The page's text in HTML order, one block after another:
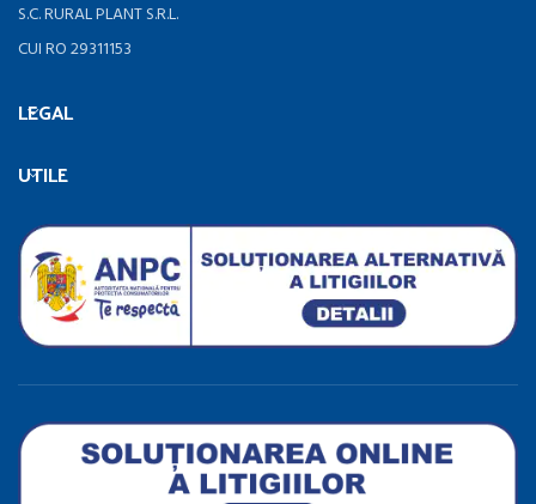
S.C. RURAL PLANT S.R.L.
CUI RO 29311153
LEGAL
UTILE